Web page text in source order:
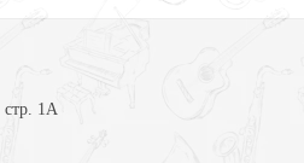
стр. 1А